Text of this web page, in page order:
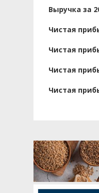
Выручка за
Чистая
Чистая
Чистая
Чистая